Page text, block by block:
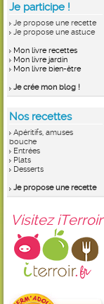
Je participe !
Je propose une recette
Je propose une astuce
Mon livre recettes
Mon livre jardin
Mon livre bien-être
Je crée mon blog !
Nos recettes
Apéritifs, amuses
bouche
Entrées
Plats
Desserts
Je propose une recette
Visitez iTerroir